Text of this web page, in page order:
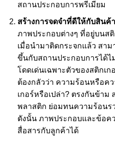
สถานประกอบการพรีเมียม
สร้างการจดจำที่ดีให้กับสินค้า
ภาพประกอบต่างๆ ที่อยู่บนส
เมื่อนำมาติดกระจกแล้ว สาม
ขึ้นกับสถานประกอบการได้ไ
โดดเด่นเฉพาะตัวของสติกเ
ต้องกลัวว่า ความร้อนหรือค
เกอร์หรือเปล่า? ตรงกันข้าม
พลาสติก ย่อมทนความร้อนร
ดังนั้น ภาพประกอบและข้อค
สื่อสารกับลูกค้าได้